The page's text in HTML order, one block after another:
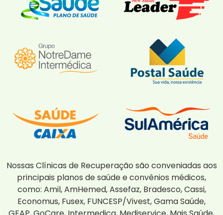
Nossas Clínicas de Recuperação são conveniadas aos
principais planos de saúde e convênios médicos,
como: Amil, AmHemed, Assefaz, Bradesco, Cassi,
Economus, Fusex, FUNCESP/Vivest, Gama Saúde,